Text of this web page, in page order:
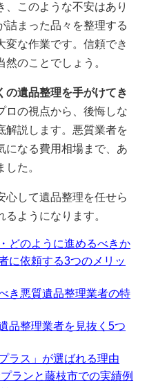
、このような不安はあり
詰まった品々を整理する
変な作業です。信頼でき
のことでしょう。
の遺品整理を手がけてき
ロの視点から、後悔しな
解説します。悪質業者を
になる費用相場まで、あ
た。
心して遺品整理を任せら
ようになります。
どのように進めるべきか
に依頼する3つのメリッ
き悪質遺品整理業者の特
品整理業者を見抜く5つ
ラス」が選ばれる理由
ランと藤枝市での実績例